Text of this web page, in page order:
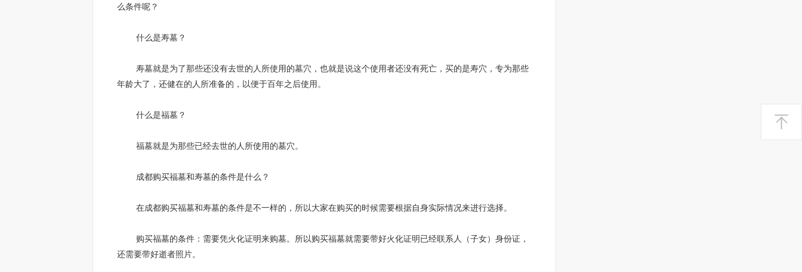
么条件呢？
什么是寿墓？
寿墓就是为了那些还没有去世的人所使用的墓穴，也就是说这个使用者还没有死亡，买的是寿穴，专为那些
年龄大了，还健在的人所准备的，以便于百年之后使用。
什么是福墓？
福墓就是为那些已经去世的人所使用的墓穴。
成都购买福墓和寿墓的条件是什么？
在成都购买福墓和寿墓的条件是不一样的，所以大家在购买的时候需要根据自身实际情况来进行选择。
购买福墓的条件：需要凭火化证明来购墓。所以购买福墓就需要带好火化证明已经联系人（子女）身份证，
还需要带好逝者照片。